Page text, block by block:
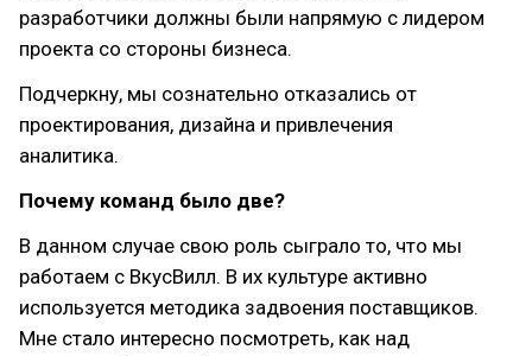
разработчики должны были напрямую с лидером
проекта со стороны бизнеса.
Подчеркну, мы сознательно отказались от
проектирования, дизайна и привлечения
аналитика.
Почему команд было две?
В данном случае свою роль сыграло то, что мы
работаем с ВкусВилл. В их культуре активно
используется методика задвоения поставщиков.
Мне стало интересно посмотреть, как над